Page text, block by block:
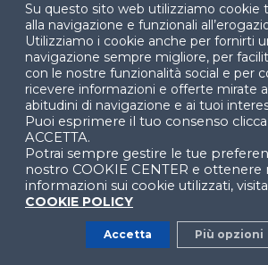
YouTube X
© 2024 Copyright © Politecnico di
Su questo sito web utilizziamo cookie
alla navigazione e funzionali
Utilizziamo i cookie anche per fornirti
navigazione sempre migliore, per
con le nostre funzionalità social e per
ricevere informazioni e offerte mirate
abitudini di navigazione e ai tuoi
Puoi esprimere il tuo consenso
ACCETTA.
Potrai sempre gestire le tue
nostro COOKIE CENTER e ottenere
informazioni sui cookie utilizzati,
COOKIE POLICY
Accetta Più opzioni